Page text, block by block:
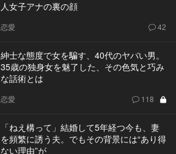
人女子アナの裏の顔
恋愛 42
紳士な態度で女を騙す、40代のヤバい男。
35歳の独身女を魅了した、その色気と巧み
な話術とは
恋愛 118
「ねえ構って」結婚して5年経つ今も、妻
を頻繁に誘う夫。でもその背景には“あり得
ない理由”が